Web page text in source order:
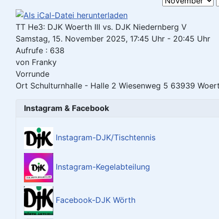
TT He3: DJK Woerth III vs. DJK Niedernberg V
Samstag, 15. November 2025, 17:45 Uhr - 20:45 Uhr
Aufrufe : 638
von Franky
Vorrunde
Ort Schulturnhalle - Halle 2 Wiesenweg 5 63939
Instagram & Facebook
Instagram-DJK/Tischtennis
Instagram-Kegelabteilung
Facebook-DJK Wörth